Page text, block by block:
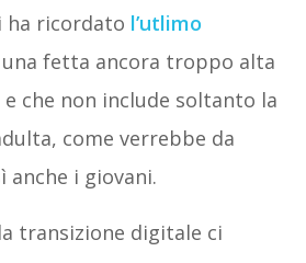
ha ricordato l’utlimo
una fetta ancora troppo alta
che non include soltanto la
come verrebbe da
anche i giovani.
transizione digitale ci